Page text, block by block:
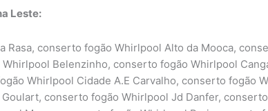
Leste:
Rasa, conserto fogão Whirlpool Alto da Mooca,
Belenzinho, conserto fogão Whirlpool
Whirlpool Cidade A.E Carvalho, conserto fogão
conserto fogão Whirlpool Jd Danfer,